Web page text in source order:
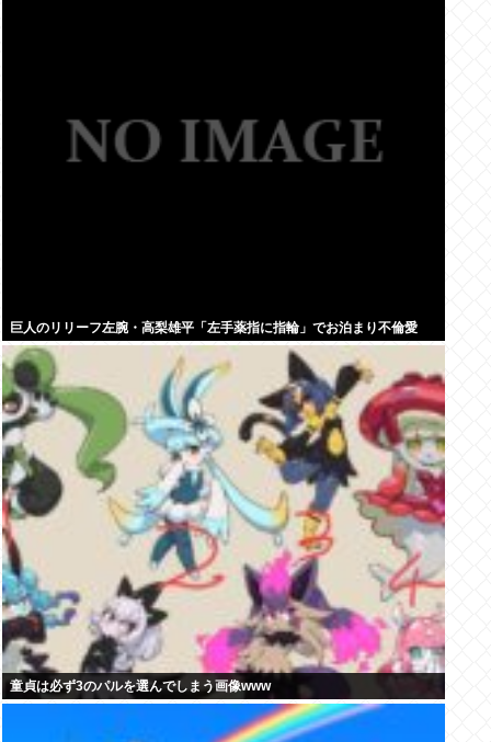
巨人のリリーフ左腕・高梨雄平「左手薬指に指輪」でお泊まり不倫愛
童貞は必ず3のパルを選んでしまう画像www